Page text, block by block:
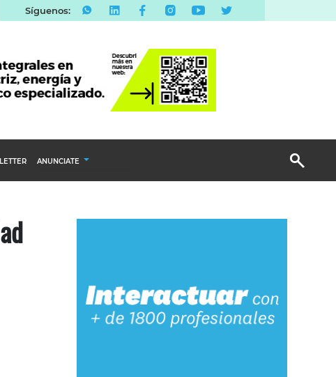
Síguenos:
ANUNCIATE
Email Marketing